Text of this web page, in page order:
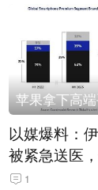
以媒爆料：
被紧急送医
随时会死去”
1